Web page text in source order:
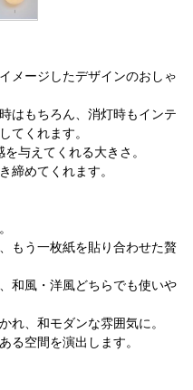
メージしたデザインのおしゃ
はもちろん、消灯時もインテ
てくれます。
与えてくれる大きさ。
締めてくれます。
もう一枚紙を貼り合わせた贅
和風・洋風どちらでも使いや
れ、和モダンな雰囲気に。
る空間を演出します。